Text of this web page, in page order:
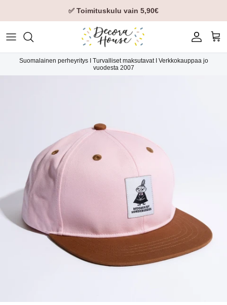
✅ Toimituskulu vain 5,90€
Tili
Suomalainen perheyritys I Turvalliset maksutavat I Verkkokauppaa jo
vuodesta 2007